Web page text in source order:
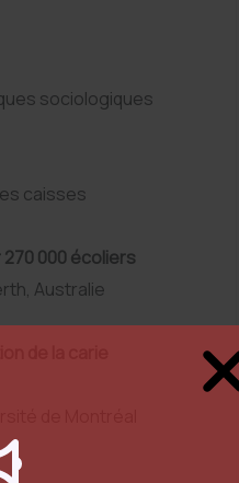
sociologiques
caisses
000 écoliers
Australie
de la carie
de Montréal